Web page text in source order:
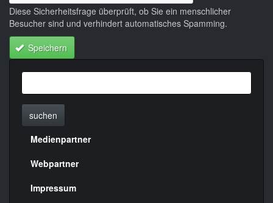
Diese Sicherheitsfrage überprüft, ob Sie ein menschlicher
Besucher sind und verhindert automatisches Spamming.
Speichern
suchen
Menülinks
rechte
Seite
Medienpartner
Webpartner
Impressum